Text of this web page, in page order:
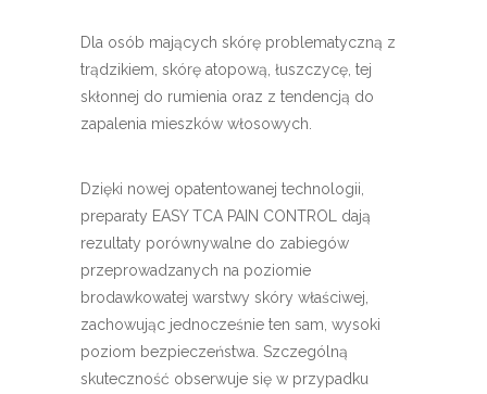
Dla osób mających skórę problematyczną z
trądzikiem, skórę atopową, łuszczycę, tej
skłonnej do rumienia oraz z tendencją do
zapalenia mieszków włosowych.
Dzięki nowej opatentowanej technologii,
preparaty EASY TCA PAIN CONTROL dają
rezultaty porównywalne do zabiegów
przeprowadzanych na poziomie
brodawkowatej warstwy skóry właściwej,
zachowując jednocześnie ten sam, wysoki
poziom bezpieczeństwa. Szczególną
skuteczność obserwuje się w przypadku